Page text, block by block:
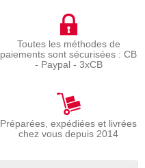
Toutes les méthodes de
paiements sont sécurisées : CB
- Paypal - 3xCB
Préparées, expédiées et livrées
chez vous depuis 2014